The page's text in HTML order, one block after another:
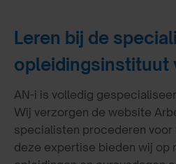
Leren bij de
opleidingsinstituut
AN-i is volledig
Wij verzorgen de website
specialisten procederen voor
deze expertise bieden wij op